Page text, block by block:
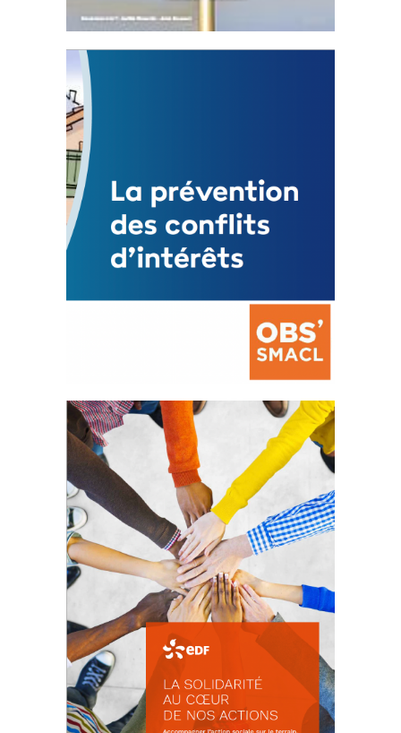
Statut de l’élu local
3 avril 2024
Mise à jour avril 2024
FEUILLETER
La prévention des conflits
d’intérêts
18 septembre 2023
FEUILLETER